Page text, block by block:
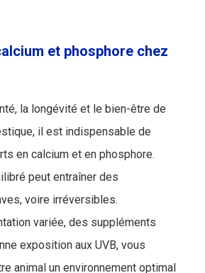
et phosphore chez
la longévité et le bien-être de
il est indispensable de
en calcium et en phosphore.
peut entraîner des
voire irréversibles.
variée, des suppléments
exposition aux UVB, vous
animal un environnement optimal